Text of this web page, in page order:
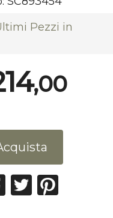
Pezzi in
,00